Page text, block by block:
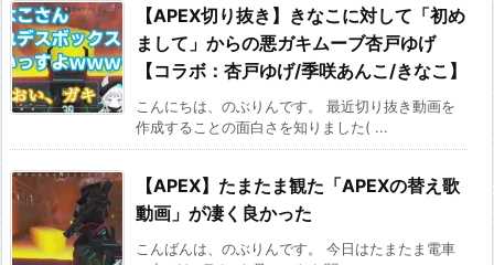
【APEX切り抜き】きなこに対して「初め
まして」からの悪ガキムーブ杏戸ゆげ
【コラボ：杏戸ゆげ/季咲あんこ/きなこ】
こんにちは、のぶりんです。 最近切り抜き動画を
作成することの面白さを知りました( ...
【APEX】たまたま観た「APEXの替え歌
動画」が凄く良かった
こんばんは、のぶりんです。 今日はたまたま電車